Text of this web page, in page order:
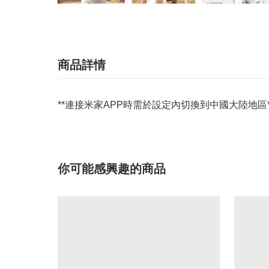
商品詳情
**連接米家APP時需於設定內切換到中國大陸地區
你可能感興趣的商品